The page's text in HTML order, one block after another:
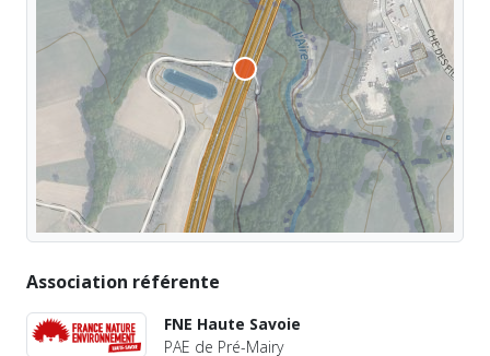
Association référente
FNE Haute Savoie
PAE de Pré-Mairy